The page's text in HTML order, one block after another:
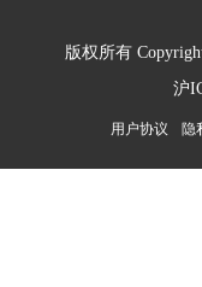
版权所有
沪
用户协议 隐